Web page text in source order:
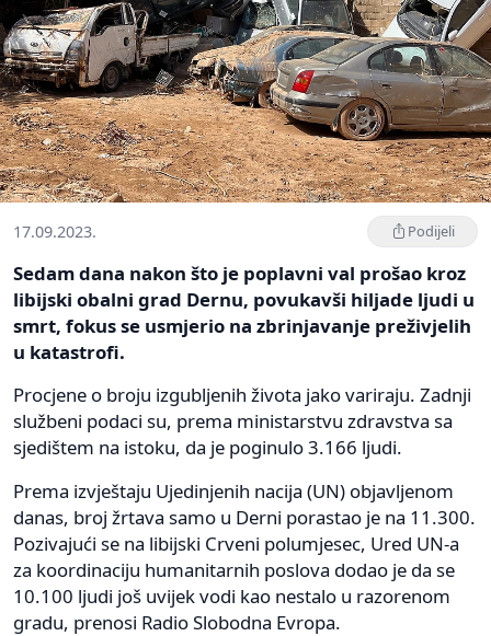
17.09.2023. Podijeli
Sedam dana nakon što je poplavni val prošao kroz
libijski obalni grad Dernu, povukavši hiljade ljudi u
smrt, fokus se usmjerio na zbrinjavanje preživjelih
u katastrofi.
Procjene o broju izgubljenih života jako variraju. Zadnji
službeni podaci su, prema ministarstvu zdravstva sa
sjedištem na istoku, da je poginulo 3.166 ljudi.
Prema izvještaju Ujedinjenih nacija (UN) objavljenom
danas, broj žrtava samo u Derni porastao je na 11.300.
Pozivajući se na libijski Crveni polumjesec, Ured UN-a
za koordinaciju humanitarnih poslova dodao je da se
10.100 ljudi još uvijek vodi kao nestalo u razorenom
gradu, prenosi Radio Slobodna Evropa.